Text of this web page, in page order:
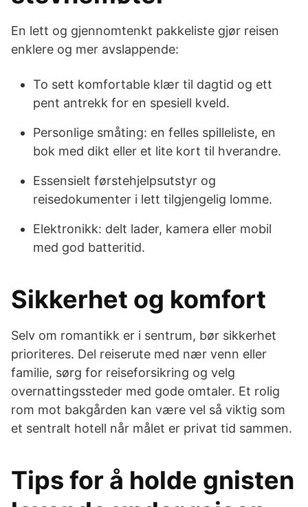
En lett og gjennomtenkt pakkeliste gjør reisen
enklere og mer avslappende:
To sett komfortable klær til dagtid og ett
pent antrekk for en spesiell kveld.
Personlige småting: en felles spilleliste, en
bok med dikt eller et lite kort til hverandre.
Essensielt førstehjelpsutstyr og
reisedokumenter i lett tilgjengelig lomme.
Elektronikk: delt lader, kamera eller mobil
med god batteritid.
Sikkerhet og komfort
Selv om romantikk er i sentrum, bør sikkerhet
prioriteres. Del reiserute med nær venn eller
familie, sørg for reiseforsikring og velg
overnattingssteder med gode omtaler. Et rolig
rom mot bakgården kan være vel så viktig som
et sentralt hotell når målet er privat tid sammen.
Tips for å holde gnisten